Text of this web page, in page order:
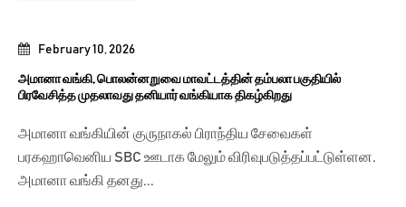
February 10, 2026
அமானா வங்கி, பொலன்னறுவை மாவட்டத்தின் தம்பலா பகுதியில்
பிரவேசித்த முதலாவது தனியார் வங்கியாக திகழ்கிறது
அமானா வங்கியின் குருநாகல் பிராந்திய சேவைகள்
பரகஹாவெனிய SBC ஊடாக மேலும் விரிவுபடுத்தப்பட்டுள்ளன.
அமானா வங்கி தனது...